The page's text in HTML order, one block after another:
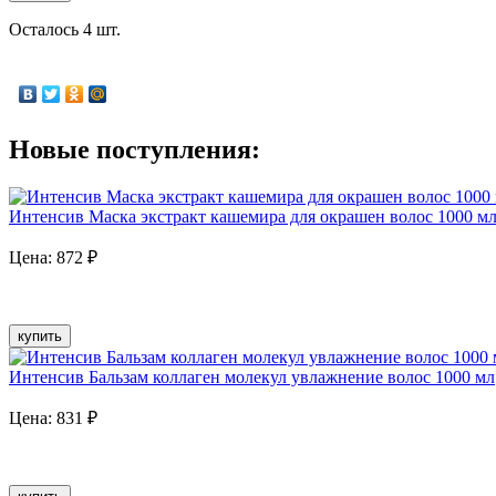
Осталось 4 шт.
Новые поступления:
Интенсив Маска экстракт кашемира для окрашен волос 1000 мл
Цена: 872 ₽
купить
Интенсив Бальзам коллаген молекул увлажнение волос 1000 мл
Цена: 831 ₽